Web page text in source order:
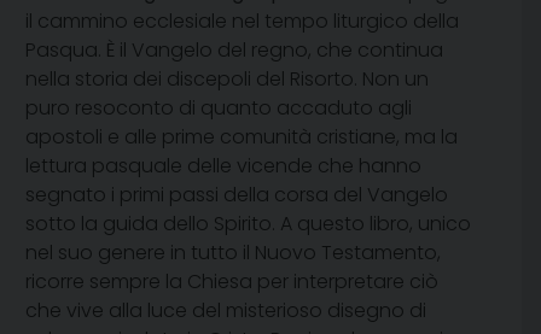
il cammino ecclesiale nel tempo liturgico della
Pasqua. È il Vangelo del regno, che continua
nella storia dei discepoli del Risorto. Non un
puro resoconto di quanto accaduto agli
apostoli e alle prime comunità cristiane, ma la
lettura pasquale delle vicende che hanno
segnato i primi passi della corsa del Vangelo
sotto la guida dello Spirito. A questo libro, unico
nel suo genere in tutto il Nuovo Testamento,
ricorre sempre la Chiesa per interpretare ciò
che vive alla luce del misterioso disegno di